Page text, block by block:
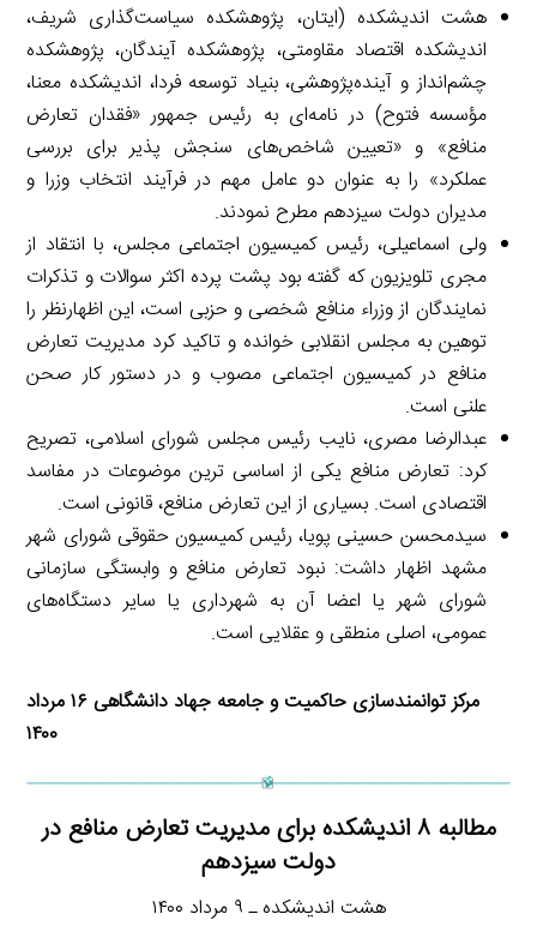
هشت اندیشکده (ایتان، پژوهشکده سیاست‌گذاری شریف،
اندیشکده اقتصاد مقاومتی، پژوهشکده آیندگان، پژوهشکده
چشم‌انداز و آینده‌پژوهشی، بنیاد توسعه فردا، اندیشکده معنا،
مؤسسه فتوح) در نامه‌ای به رئیس جمهور «فقدان تعارض
منافع» و «تعیین شاخص‌های سنجش پذیر برای بررسی
عملکرد» را به عنوان دو عامل مهم در فرآیند انتخاب وزرا و
مدیران دولت سیزدهم مطرح نمودند.
ولی اسماعیلی، رئیس کمیسیون اجتماعی مجلس، با انتقاد از
مجری تلویزیون که گفته بود پشت پرده اکثر سوالات و تذکرات
نمایندگان از وزراء منافع شخصی و حزبی است، این اظهارنظر را
توهین به مجلس انقلابی خوانده و تاکید کرد مدیریت تعارض
منافع در کمیسیون اجتماعی مصوب و در دستور کار صحن
علنی است.
عبدالرضا مصری، نایب رئیس مجلس شورای اسلامی، تصریح
کرد: تعارض منافع یکی از اساسی ترین موضوعات در مفاسد
اقتصادی است. بسیاری از این تعارض منافع، قانونی است.
سیدمحسن حسینی پویا، رئیس کمیسیون حقوقی شورای شهر
مشهد اظهار داشت: نبود تعارض منافع و وابستگی سازمانی
شورای شهر یا اعضا آن به شهرداری یا سایر دستگاه‌های
عمومی، اصلی منطقی و عقلایی است.
مرکز توانمندسازی حاکمیت و جامعه جهاد دانشگاهی ۱۶ مرداد
۱۴۰۰
مطالبه ۸ اندیشکده برای مدیریت تعارض منافع در
دولت سیزدهم
هشت اندیشکده ـ ۹ مرداد ۱۴۰۰